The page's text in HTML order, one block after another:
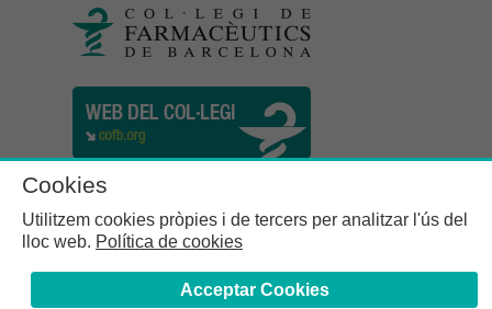
Cookies
Utilitzem cookies pròpies i de tercers per analitzar l'ús del
lloc web. Política de cookies
Acceptar Cookies